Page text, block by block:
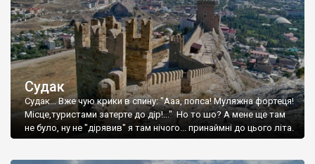
Судак
Судак... Вже чую крики в спину: "Ааа, попса! Муляжна фортеця!
Місце,туристами затерте до дір!..." Но то шо? А мене ще там
не було, ну не "дірявив" я там нічого... принаймні до цього літа.